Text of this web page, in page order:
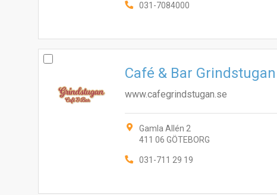
031-7084000
Café & Bar Grindstugan
www.cafegrindstugan.se
Gamla Allén 2
411 06 GÖTEBORG
031-711 29 19